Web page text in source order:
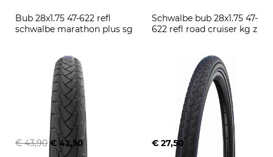
Bub 28x1.75 47-622 refl
schwalbe marathon plus sg
€ 43,90 € 42,50
Schwalbe bub 28x1.75 47-
622 refl road cruiser kg z
€ 27,50